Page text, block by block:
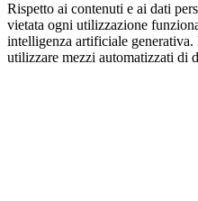
Rispetto ai contenuti e ai dati
vietata ogni utilizzazione
intelligenza artificiale
utilizzare mezzi automatizzati di